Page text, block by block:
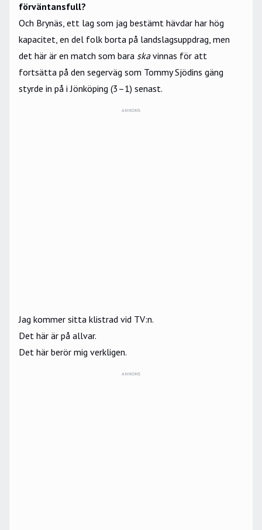
förväntansfull?
Och Brynäs, ett lag som jag bestämt hävdar har hög
kapacitet, en del folk borta på landslagsuppdrag, men
det här är en match som bara skavinnas för att
fortsätta på den segerväg som Tommy Sjödins gäng
styrde in på i Jönköping (3–1) senast.
ANNONS
Jag kommer sitta klistrad vid TV:n.
Det här är på allvar.
Det här berör mig verkligen.
ANNONS